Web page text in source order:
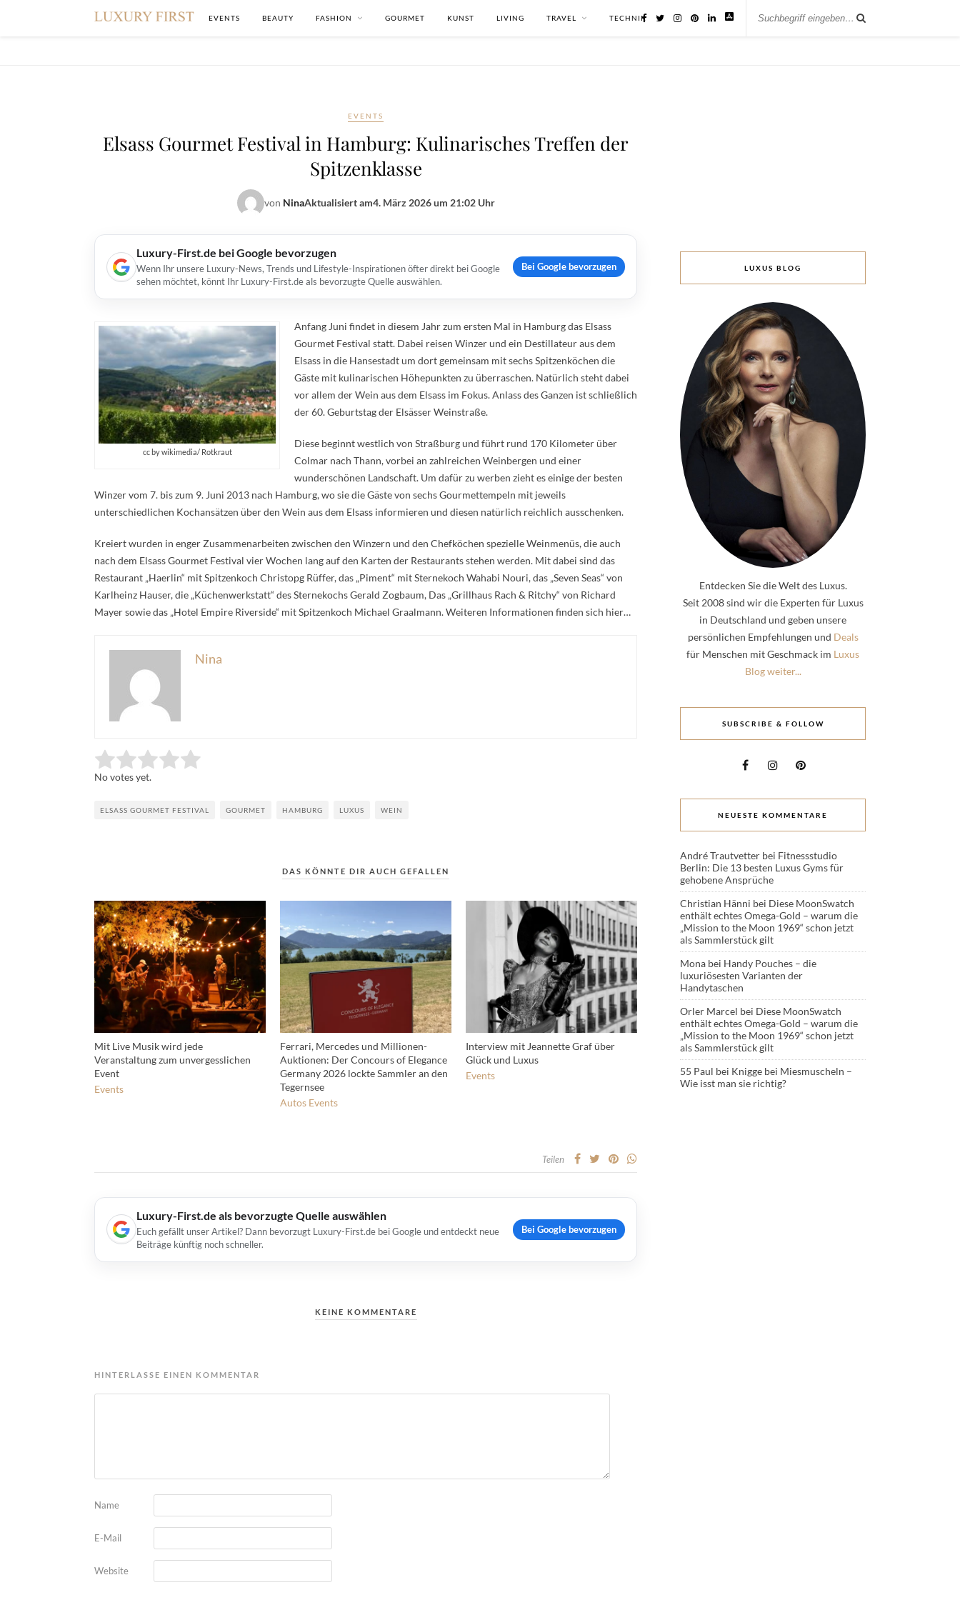
EVENTS BEAUTY FASHION GOURMET KUNST LIVING TRAVEL TECHNIK
EVENTS
Elsass Gourmet Festival in Hamburg: Kulinarisches Treffen der
Spitzenklasse
von NinaAktualisiert am4. März 2026 um 21:02 Uhr
Luxury-First.de bei Google bevorzugen
Wenn Ihr unsere Luxury-News, Trends und Lifestyle-Inspirationen öfter direkt bei Google
sehen möchtet, könnt Ihr Luxury-First.de als bevorzugte Quelle auswählen.
Bei Google bevorzugen
cc by wikimedia/ Rotkraut
Anfang Juni findet in diesem Jahr zum ersten Mal in Hamburg das Elsass
Gourmet Festival statt. Dabei reisen Winzer und ein Destillateur aus dem
Elsass in die Hansestadt um dort gemeinsam mit sechs Spitzenköchen die
Gäste mit kulinarischen Höhepunkten zu überraschen. Natürlich steht dabei
vor allem der Wein aus dem Elsass im Fokus. Anlass des Ganzen ist schließlich
der 60. Geburtstag der Elsässer Weinstraße.
Diese beginnt westlich von Straßburg und führt rund 170 Kilometer über
Colmar nach Thann, vorbei an zahlreichen Weinbergen und einer
wunderschönen Landschaft. Um dafür zu werben zieht es einige der besten
Winzer vom 7. bis zum 9. Juni 2013 nach Hamburg, wo sie die Gäste von sechs Gourmettempeln mit jeweils
unterschiedlichen Kochansätzen über den Wein aus dem Elsass informieren und diesen natürlich reichlich ausschenken.
Kreiert wurden in enger Zusammenarbeiten zwischen den Winzern und den Chefköchen spezielle Weinmenüs, die auch
nach dem Elsass Gourmet Festival vier Wochen lang auf den Karten der Restaurants stehen werden. Mit dabei sind das
Restaurant „Haerlin“ mit Spitzenkoch Christopg Rüffer, das „Piment“ mit Sternekoch Wahabi Nouri, das „Seven Seas“ von
Karlheinz Hauser, die „Küchenwerkstatt“ des Sternekochs Gerald Zogbaum, Das „Grillhaus Rach & Ritchy“ von Richard
Mayer sowie das „Hotel Empire Riverside“ mit Spitzenkoch Michael Graalmann. Weiteren Informationen finden sich hier…
Nina
Rate this item: Submit Rating
No votes yet.
ELSASS GOURMET FESTIVAL GOURMET HAMBURG LUXUS WEIN
DAS KÖNNTE DIR AUCH GEFALLEN
Mit Live Musik wird jede
Veranstaltung zum unvergesslichen
Event
Events
Ferrari, Mercedes und Millionen-
Auktionen: Der Concours of Elegance
Germany 2026 lockte Sammler an den
Tegernsee
Autos Events
Interview mit Jeannette Graf über
Glück und Luxus
Events
Teilen
Luxury-First.de als bevorzugte Quelle auswählen
Euch gefällt unser Artikel? Dann bevorzugt Luxury-First.de bei Google und entdeckt neue
Beiträge künftig noch schneller.
Bei Google bevorzugen
KEINE KOMMENTARE
HINTERLASSE EINEN KOMMENTAR
Name
E-Mail
Website
LUXUS BLOG
Entdecken Sie die Welt des Luxus.
Seit 2008 sind wir die Experten für Luxus
in Deutschland und geben unsere
persönlichen Empfehlungen und Deals
für Menschen mit Geschmack im Luxus
Blog weiter...
SUBSCRIBE & FOLLOW
NEUESTE KOMMENTARE
André Trautvetter bei Fitnessstudio
Berlin: Die 13 besten Luxus Gyms für
gehobene Ansprüche
Christian Hänni bei Diese MoonSwatch
enthält echtes Omega-Gold – warum die
„Mission to the Moon 1969“ schon jetzt
als Sammlerstück gilt
Mona bei Handy Pouches – die
luxuriösesten Varianten der
Handytaschen
Orler Marcel bei Diese MoonSwatch
enthält echtes Omega-Gold – warum die
„Mission to the Moon 1969“ schon jetzt
als Sammlerstück gilt
55 Paul bei Knigge bei Miesmuscheln –
Wie isst man sie richtig?